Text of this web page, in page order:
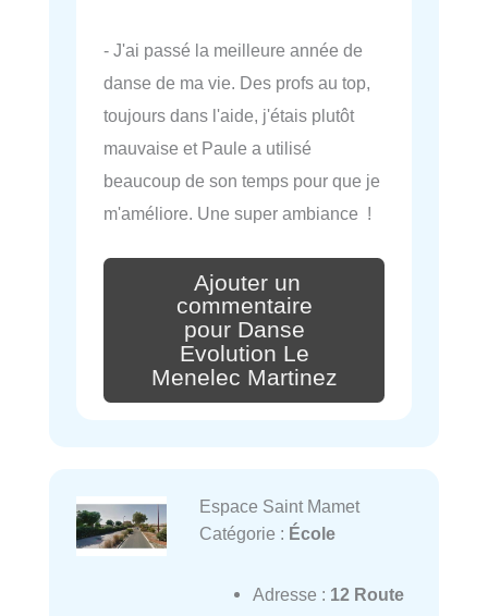
- J'ai passé la meilleure année de
danse de ma vie. Des profs au top,
toujours dans l'aide, j'étais plutôt
mauvaise et Paule a utilisé
beaucoup de son temps pour que je
m'améliore. Une super ambiance !
Ajouter un
commentaire
pour Danse
Evolution Le
Menelec Martinez
Espace Saint Mamet
Catégorie : École
Adresse : 12 Route